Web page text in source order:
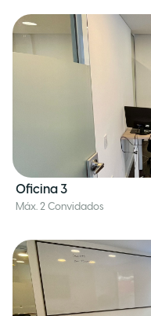
Oficina 3
Máx. 2 Convidados